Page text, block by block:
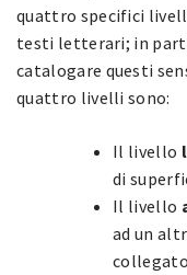
quattro specifici
testi letterari; in
catalogare questi
quattro livelli sono:
Il livello
di
Il livello
ad un